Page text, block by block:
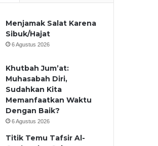
Menjamak Salat Karena
Sibuk/Hajat
6 Agustus 2026
Khutbah Jum’at:
Muhasabah Diri,
Sudahkan Kita
Memanfaatkan Waktu
Dengan Baik?
6 Agustus 2026
Titik Temu Tafsir Al-